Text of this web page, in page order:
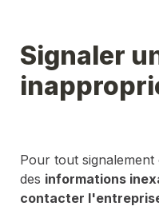
Signaler
Pour tout
des informations
contacter